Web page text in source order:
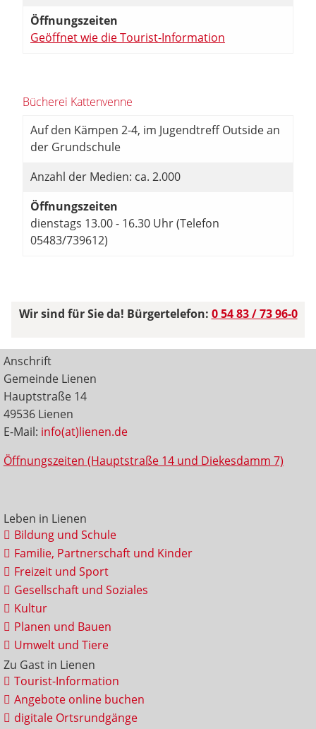
Öffnungszeiten
Geöffnet wie die Tourist-Information
Bücherei Kattenvenne
Auf den Kämpen 2-4, im Jugendtreff Outside an
der Grundschule
Anzahl der Medien: ca. 2.000
Öffnungszeiten
dienstags 13.00 - 16.30 Uhr (Telefon
05483/739612)
Wir sind für Sie da! Bürgertelefon: 0 54 83 / 73 96-0
Anschrift
Gemeinde Lienen
Hauptstraße 14
49536 Lienen
E-Mail: info(at)lienen.de
Öffnungszeiten (Hauptstraße 14 und Diekesdamm 7)
Leben in Lienen
Bildung und Schule
Familie, Partnerschaft und Kinder
Freizeit und Sport
Gesellschaft und Soziales
Kultur
Planen und Bauen
Umwelt und Tiere
Zu Gast in Lienen
Tourist-Information
Angebote online buchen
digitale Ortsrundgänge